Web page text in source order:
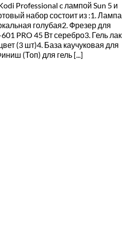
Professional c лампой Sun 5 и
набор состоит из :1. Лампа
голубая2. Фрезер для
PRO 45 Вт серебро3. Гель лак
(3 шт)4. База каучуковая для
(Топ) для гель [...]